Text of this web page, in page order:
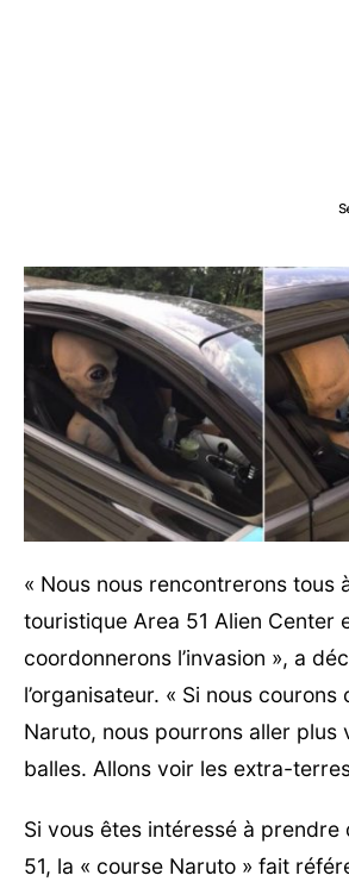
« Nous nous rencontrerons tous
touristique Area 51 Alien Center
coordonnerons l’invasion », a
l’organisateur. « Si nous courons
Naruto, nous pourrons aller plus
balles. Allons voir les extra-
Si vous êtes intéressé à prendre
51, la « course Naruto » fait